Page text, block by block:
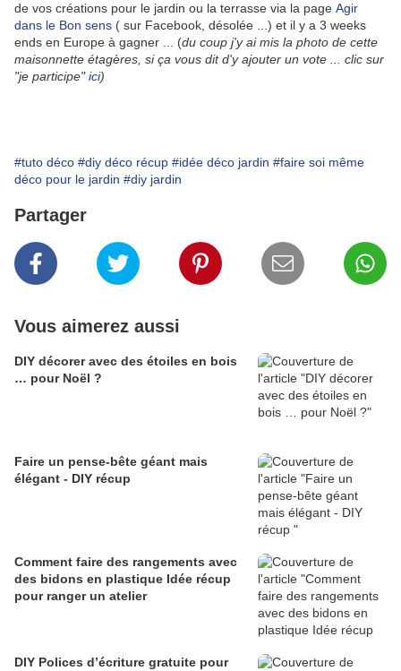
de vos créations pour le jardin ou la terrasse via la page Agir
dans le Bon sens ( sur Facebook, désolée ...) et il y a 3 weeks
ends en Europe à gagner ... (du coup j'y ai mis la photo de cette
maisonnette étagères, si ça vous dit d'y ajouter un vote ... clic sur
"je participe"ici)
#tuto déco #diy déco récup #idée déco jardin #faire soi même
déco pour le jardin #diy jardin
Partager
Vous aimerez aussi
DIY décorer avec des étoiles en bois
… pour Noël ?
Faire un pense-bête géant mais
élégant - DIY récup
Comment faire des rangements avec
des bidons en plastique Idée récup
pour ranger un atelier
DIY Polices d’écriture gratuite pour